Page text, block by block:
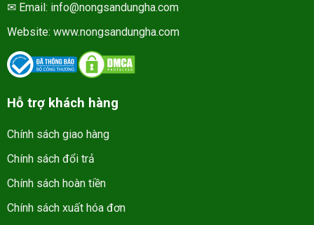
✉ Email: info@nongsandungha.com
Website: www.nongsandungha.com
Hỗ trợ khách hàng
Chính sách giao hàng
Chính sách đổi trả
Chính sách hoàn tiền
Chính sách xuất hóa đơn